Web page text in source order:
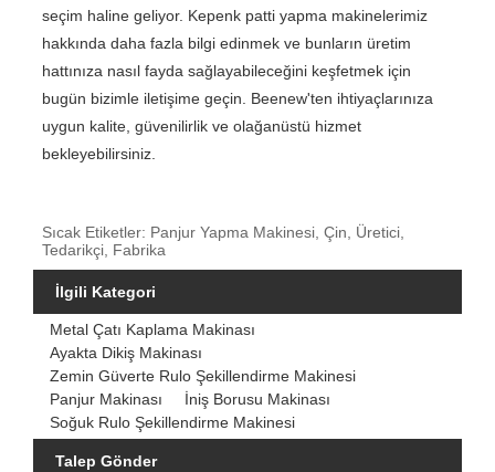
seçim haline geliyor. Kepenk patti yapma makinelerimiz
hakkında daha fazla bilgi edinmek ve bunların üretim
hattınıza nasıl fayda sağlayabileceğini keşfetmek için
bugün bizimle iletişime geçin. Beenew'ten ihtiyaçlarınıza
uygun kalite, güvenilirlik ve olağanüstü hizmet
bekleyebilirsiniz.
Sıcak Etiketler: Panjur Yapma Makinesi, Çin, Üretici,
Tedarikçi, Fabrika
İlgili Kategori
Metal Çatı Kaplama Makinası
Ayakta Dikiş Makinası
Zemin Güverte Rulo Şekillendirme Makinesi
Panjur Makinası
İniş Borusu Makinası
Soğuk Rulo Şekillendirme Makinesi
Talep Gönder